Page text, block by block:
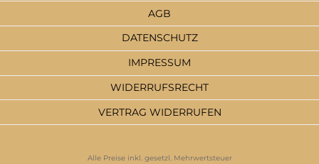
AGB
DATENSCHUTZ
IMPRESSUM
WIDERRUFSRECHT
VERTRAG WIDERRUFEN
Alle Preise inkl. gesetzl. Mehrwertsteuer